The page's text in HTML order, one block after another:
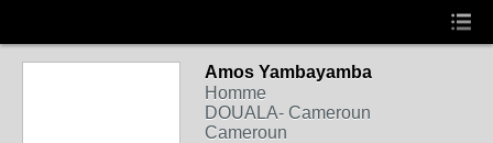
Amos Yambayamba
Homme
DOUALA- Cameroun
Cameroun